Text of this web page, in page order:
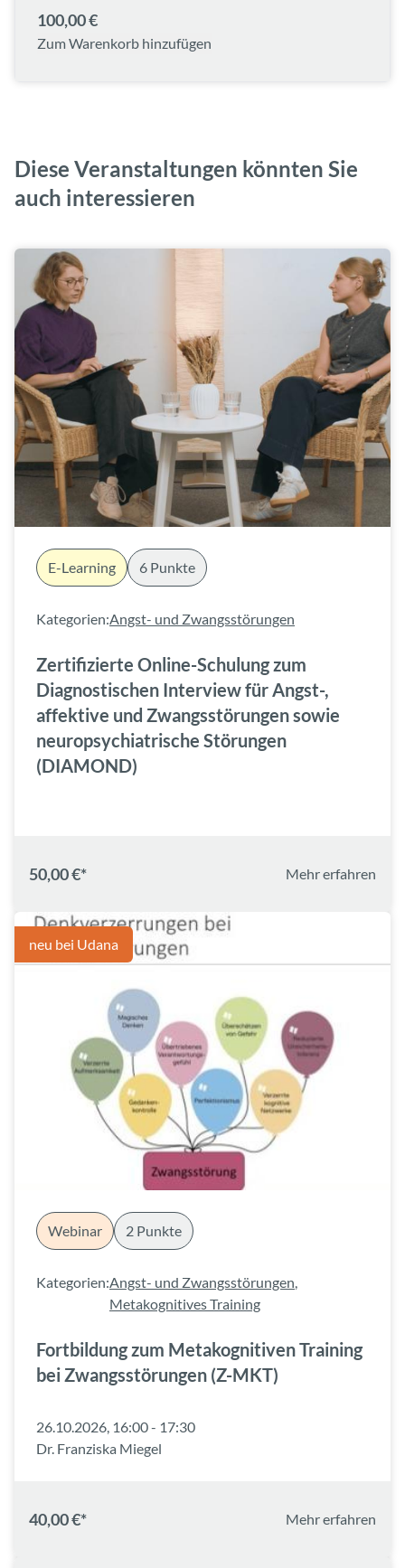
100,00 €
Zum Warenkorb hinzufügen
Diese Veranstaltungen könnten Sie
auch interessieren
E-Learning 6 Punkte
Kategorien:Angst- und Zwangsstörungen
Zertifizierte Online-Schulung zum
Diagnostischen Interview für Angst-,
affektive und Zwangsstörungen sowie
neuropsychiatrische Störungen
(DIAMOND)
50,00 €* Mehr erfahren
neu bei Udana
Webinar 2 Punkte
Kategorien:Angst- und Zwangsstörungen,
Metakognitives Training
Fortbildung zum Metakognitiven Training
bei Zwangsstörungen (Z-MKT)
26.10.2026, 16:00 - 17:30
Dr. Franziska Miegel
40,00 €* Mehr erfahren